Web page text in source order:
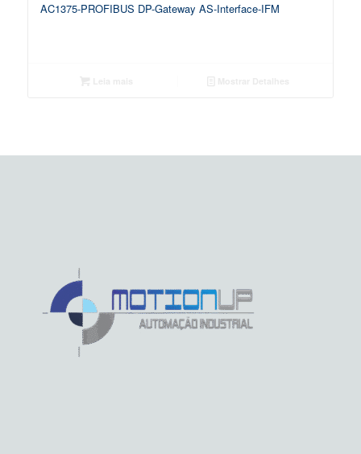
AC1375-PROFIBUS DP-Gateway AS-Interface-IFM